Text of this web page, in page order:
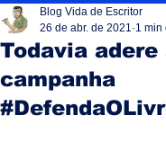
Todavia adere
campanha
Blog Vida de Escritor
26 de abr. de 2021 1 min